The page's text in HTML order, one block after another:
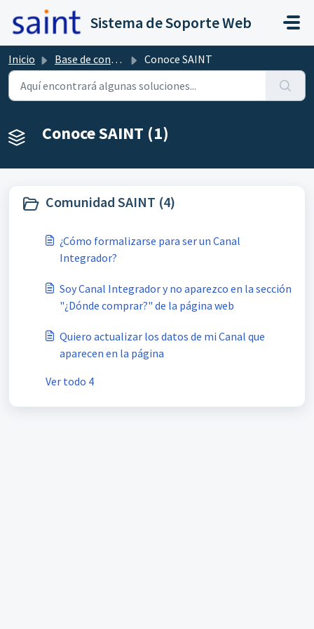
Saltar al contenido principal
Sistema de Soporte Web
Inicio Base de conocimientos Conoce SAINT
Conoce SAINT (1)
Comunidad SAINT (4)
¿Cómo formalizarse para ser un Canal
Integrador?
Soy Canal Integrador y no aparezco en la sección
"¿Dónde comprar?" de la página web
Quiero actualizar los datos de mi Canal que
aparecen en la página
Ver todo 4